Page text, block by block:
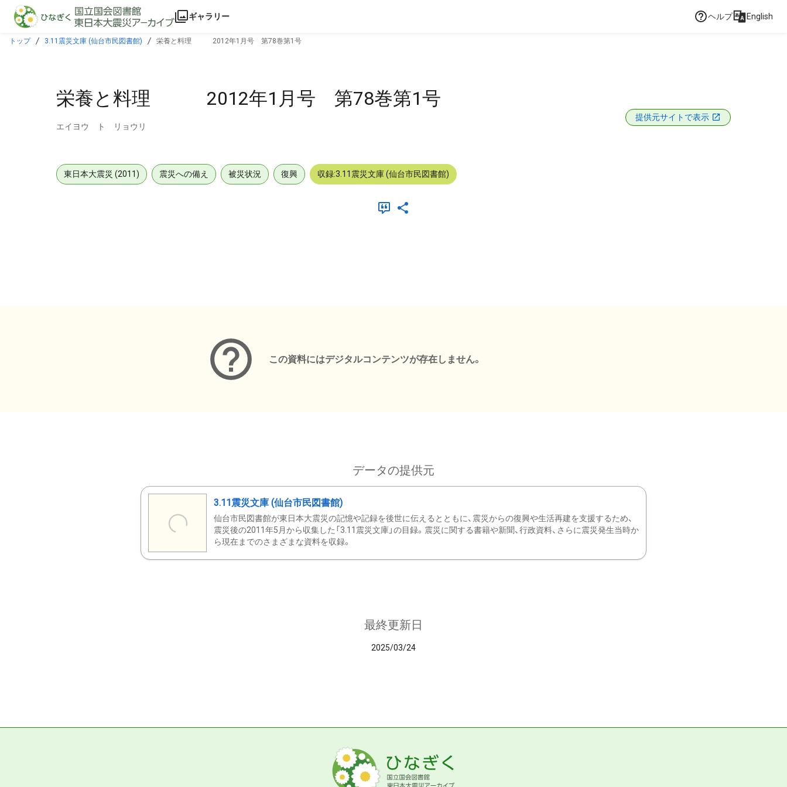
本文に飛ぶ
ギャラリー ヘルプ English
トップ 3.11震災文庫 (仙台市民図書館) 栄養と料理 2012年1月号 第78巻第1号
栄養と料理 2012年1月号 第78巻第1号
エイヨウ ト リョウリ
提供元サイトで表示
東日本大震災 (2011) 震災への備え 被災状況 復興 収録:3.11震災文庫 (仙台市民図書館)
この資料にはデジタルコンテンツが存在しません。
データの提供元
3.11震災文庫 (仙台市民図書館)
仙台市民図書館が東日本大震災の記憶や記録を後世に伝えるとともに、震災からの復興や生活再建を支援するため、
震災後の2011年5月から収集した「3.11震災文庫」の目録。震災に関する書籍や新聞、行政資料、さらに震災発生当時か
ら現在までのさまざまな資料を収録。
最終更新日
2025/03/24